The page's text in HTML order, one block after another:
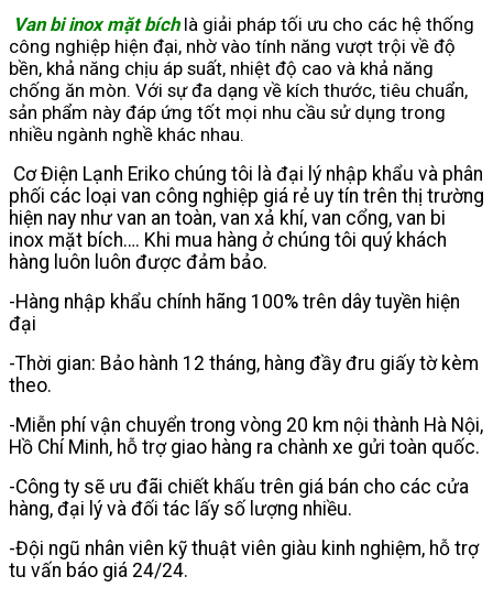
Van bi inox mặt bíchlà giải pháp tối ưu cho các hệ thống
công nghiệp hiện đại, nhờ vào tính năng vượt trội về độ
bền, khả năng chịu áp suất, nhiệt độ cao và khả năng
chống ăn mòn. Với sự đa dạng về kích thước, tiêu chuẩn,
sản phẩm này đáp ứng tốt mọi nhu cầu sử dụng trong
nhiều ngành nghề khác nhau.
Cơ Điện Lạnh Eriko chúng tôi là đại lý nhập khẩu và phân
phối các loại van công nghiệp giá rẻ uy tín trên thị trường
hiện nay như van an toàn, van xả khí, van cổng, van bi
inox mặt bích…. Khi mua hàng ở chúng tôi quý khách
hàng luôn luôn được đảm bảo.
-Hàng nhập khẩu chính hãng 100% trên dây tuyền hiện
đại
-Thời gian: Bảo hành 12 tháng, hàng đầy đru giấy tờ kèm
theo.
-Miễn phí vận chuyển trong vòng 20 km nội thành Hà Nội,
Hồ Chí Minh, hỗ trợ giao hàng ra chành xe gửi toàn quốc.
-Công ty sẽ ưu đãi chiết khấu trên giá bán cho các cửa
hàng, đại lý và đối tác lấy số lượng nhiều.
-Đội ngũ nhân viên kỹ thuật viên giàu kinh nghiệm, hỗ trợ
tu vấn báo giá 24/24.